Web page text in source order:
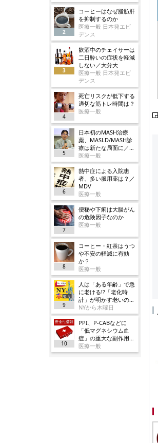
2
コーヒーはなぜ脂肪肝
を抑制するのか
医療一般 日本発エビ
デンス
3
飲酒中のチェイサーは
二日酔いの症状を軽減
しない／大分大
医療一般 日本発エビ
デンス
4
死亡リスクが低下する
適切な筋トレ時間は？
医療一般
5
日本初のMASH治療
薬、MASLD/MASH診
療は新たな局面に／ノ
ボ
医療一般
6
熱中症による入院患
者、多い服用薬は？／
MDV
医療一般
7
便秘や下痢は大腸がん
の危険因子なのか
医療一般
8
コーヒー・紅茶はうつ
や不安の軽減に有効
か？
医療一般
9
人は「ある年齢」で急
に老ける!?「老化時
計」が明かす老いの正
体
NYから木曜日
10
PPI、P-CABなどに
「低マグネシウム血
症」の重大な副作用追
加／厚労省
医療一般